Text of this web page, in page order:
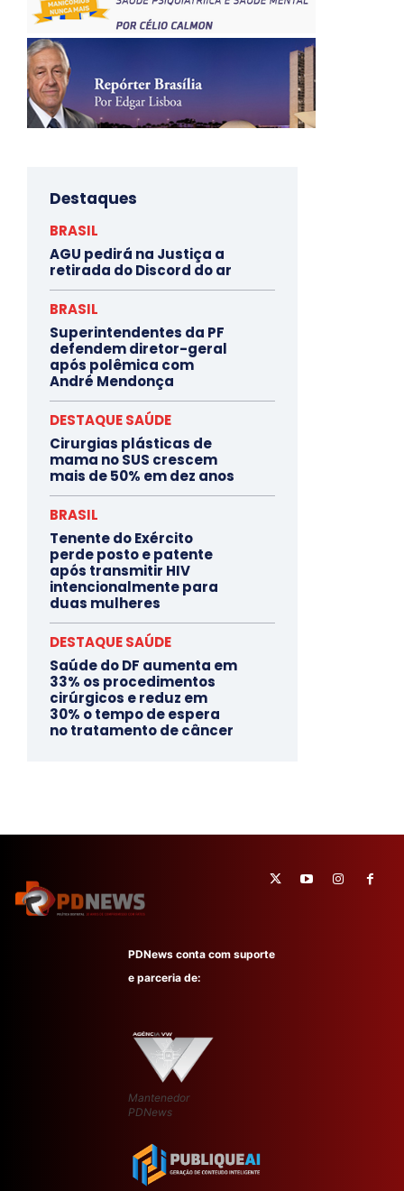
Destaques
BRASIL
AGU pedirá na Justiça a
retirada do Discord do ar
BRASIL
Superintendentes da PF
defendem diretor-geral
após polêmica com
André Mendonça
DESTAQUE SAÚDE
Cirurgias plásticas de
mama no SUS crescem
mais de 50% em dez anos
BRASIL
Tenente do Exército
perde posto e patente
após transmitir HIV
intencionalmente para
duas mulheres
DESTAQUE SAÚDE
Saúde do DF aumenta em
33% os procedimentos
cirúrgicos e reduz em
30% o tempo de espera
no tratamento de câncer
PDNews conta com suporte
e parceria de:
Mantenedor
PDNews